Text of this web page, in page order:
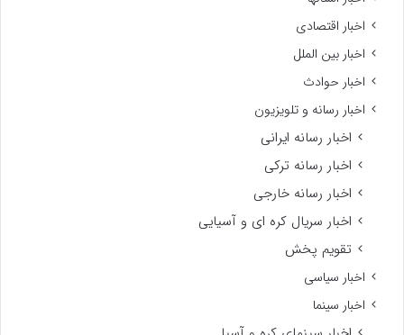
اخبار اقتصادی
اخبار بین الملل
اخبار حوادث
اخبار رسانه و تلویزیون
اخبار رسانه ایرانی
اخبار رسانه ترکی
اخبار رسانه خارجی
اخبار سریال کره ای و آسیایی
تقویم پخش
اخبار سیاسی
اخبار سینما